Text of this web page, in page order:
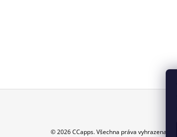
© 2026 CCapps. Všechna práva vyhrazena.